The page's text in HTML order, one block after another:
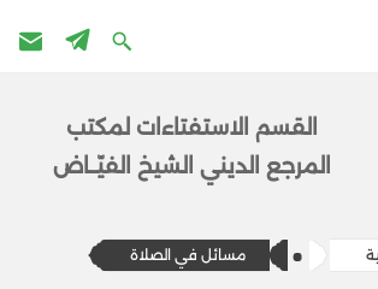
القسم الاستفتاءات ل​​مكتب
المرج​ع الديني الشيخ الفيّــاض
​​مسائل في الصلاة